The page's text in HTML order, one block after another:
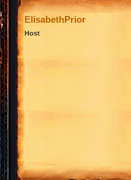
ElisabethPrior
Host